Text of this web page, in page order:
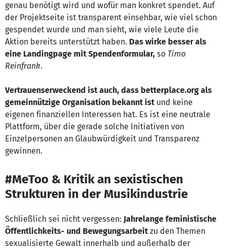
genau benötigt wird und wofür man konkret spendet. Auf
der Projektseite ist transparent einsehbar, wie viel schon
gespendet wurde und man sieht, wie viele Leute die
Aktion bereits unterstützt haben. Das wirke besser als
eine Landingpage mit Spendenformular, so Timo
Reinfrank.
Vertrauenserweckend ist auch, dass betterplace.org als
gemeinnützige Organisation bekannt istund keine
eigenen finanziellen Interessen hat. Es ist eine neutrale
Plattform, über die gerade solche Initiativen von
Einzelpersonen an Glaubwürdigkeit und Transparenz
gewinnen.
#MeToo & Kritik an sexistischen
Strukturen in der Musikindustrie
Schließlich sei nicht vergessen: Jahrelange feministische
Öffentlichkeits- und Bewegungsarbeitzu den Themen
sexualisierte Gewalt innerhalb und außerhalb der